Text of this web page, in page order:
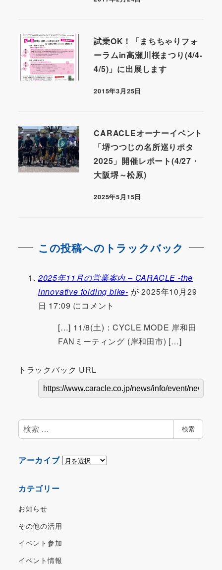
試乗OK！「まちちゃりフォ
ーラムin高瀬川桜まつり(4/4-
4/5)」に出展します
2015年3月25日
CARACLEオーナーイベント
「堺つつじの名所巡りポタ
2025」開催レポート(4/27・
大阪堺～松原)
2025年5月15日
この投稿へのトラックバック
2025年11月の営業案内 – CARACLE -the
innovative folding bike- が 2025年10月29
日 17:09 にコメント
[…] 11/8(土)：CYCLE MODE 岸和田
FANミーティング (岸和田市) […]
トラックバック URL
検
索
検索
アーカイブ ア
カテゴリー
お知らせ
その他の活用
イベント参加
イベント情報